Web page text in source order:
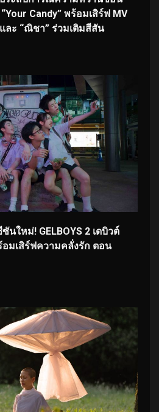
Candy” พร้อมเสิร์ฟ MV
ละ “ณิชา” ร่วมเติมสีสัน
นใหม่! GELBOYS 2 เดบิวต์
อมเสิร์ฟความคลั่งรัก ตอน